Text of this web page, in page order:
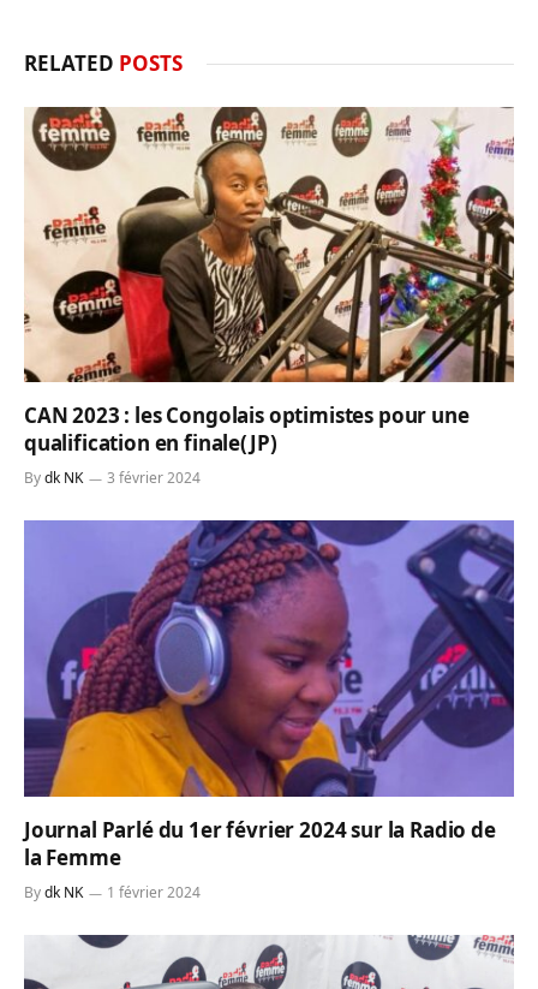
RELATED POSTS
CAN 2023 : les Congolais optimistes pour une
qualification en finale(JP)
Bydk NK 3 février 2024
Journal Parlé du 1er février 2024 sur la Radio de
la Femme
Bydk NK 1 février 2024